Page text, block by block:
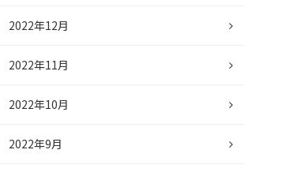
2022年12月
2022年11月
2022年10月
2022年9月